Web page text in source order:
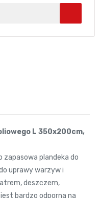
L 350x200cm,
zapasowa plandeka do
uprawy warzyw i
deszczem,
bardzo odporna na